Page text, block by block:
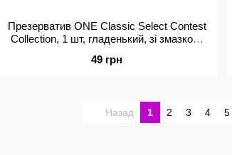
Презерватив ONE Classic Select Contest
Collection, 1 шт, гладенький, зі змазкою,
49 грн
Назад 1 2 3 4 5